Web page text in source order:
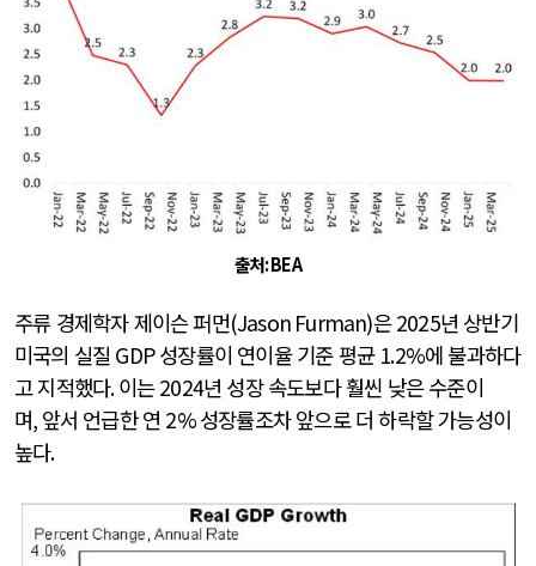
출처: BEA
주류 경제학자 제이슨 퍼먼(Jason Furman)은2025년 상반기
미국의 실질 GDP성장률이 연이율 기준 평균 1.2%에 불과하다
고 지적했다.이는2024년 성장 속도보다 훨씬 낮은 수준이
며, 앞서 언급한 연 2%성장률조차 앞으로 더 하락할 가능성이
높다.